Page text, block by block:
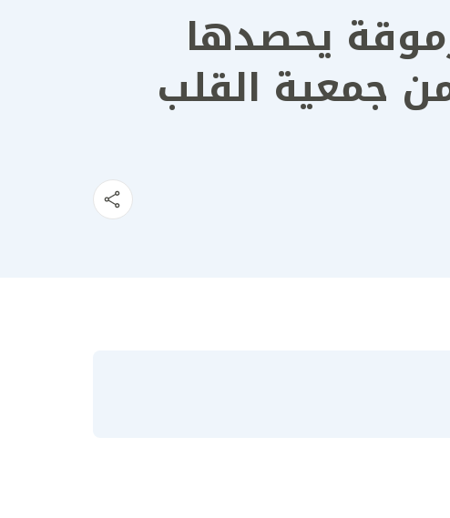
من بين 3 جوائز مرموقة يحصدها
جمعية القلب